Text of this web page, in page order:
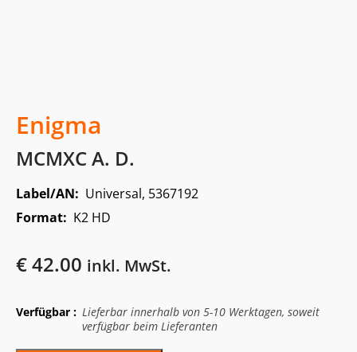
Enigma
MCMXC A. D.
Label/AN: Universal, 5367192
Format: K2 HD
€42.00 inkl. MwSt.
Verfügbar : Lieferbar innerhalb von 5-10 Werktagen, soweit
verfügbar beim Lieferanten